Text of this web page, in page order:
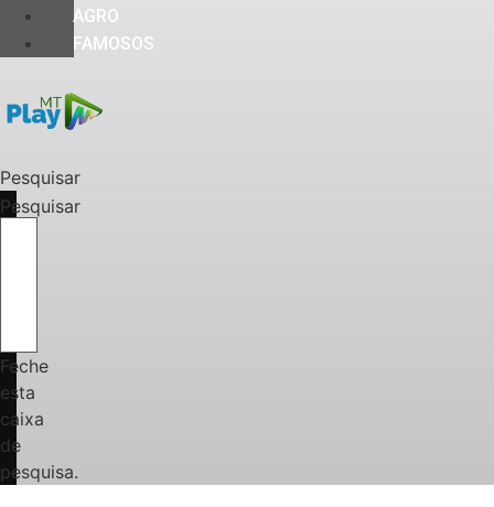
AGRO
FAMOSOS
Pesquisar
Pesquisar
Feche
esta
caixa
de
pesquisa.